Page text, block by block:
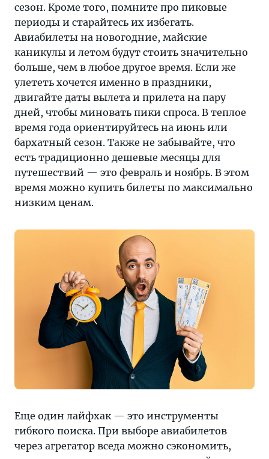
сезон. Кроме того, помните про пиковые
периоды и старайтесь их избегать.
Авиабилеты на новогодние, майские
каникулы и летом будут стоить значительно
больше, чем в любое другое время. Если же
улететь хочется именно в праздники,
двигайте даты вылета и прилета на пару
дней, чтобы миновать пики спроса. В теплое
время года ориентируйтесь на июнь или
бархатный сезон. Также не забывайте, что
есть традиционно дешевые месяцы для
путешествий — это февраль и ноябрь. В этом
время можно купить билеты по максимально
низким ценам.
Еще один лайфхак — это инструменты
гибкого поиска. При выборе авиабилетов
через агрегатор вседа можно сэкономить,